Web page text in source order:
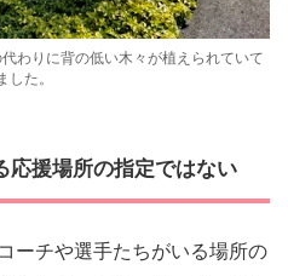
わりに背の低い木々が植えられていて
した。
応援場所の指定ではない
ーチや選手たちがいる場所の